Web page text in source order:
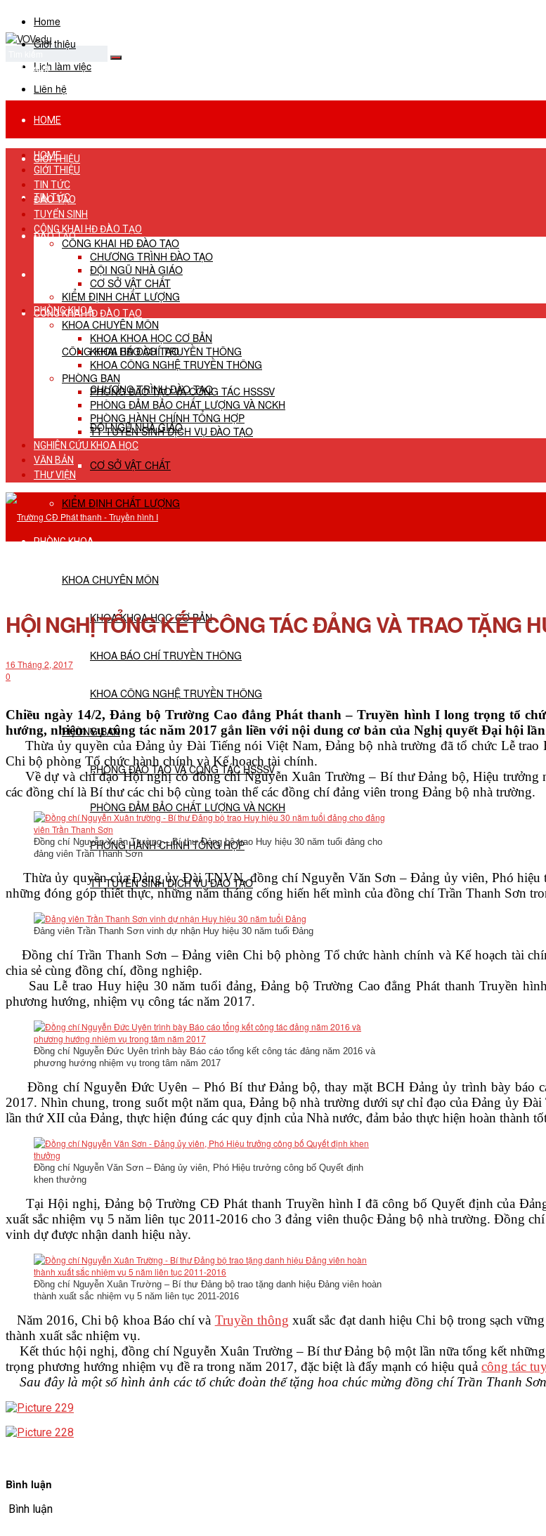
Home
Giới thiệu
Lịch làm việc
Liên hệ
No Result
View All Result
HOME
GIỚI THIỆU
TIN TỨC
ĐÀO TẠO
TUYỂN SINH
CÔNG KHAI HĐ ĐÀO TẠO
CÔNG KHAI HĐ ĐÀO TẠO
CHƯƠNG TRÌNH ĐÀO TẠO
ĐỘI NGŨ NHÀ GIÁO
CƠ SỞ VẬT CHẤT
KIỂM ĐỊNH CHẤT LƯỢNG
PHÒNG KHOA
KHOA CHUYÊN MÔN
KHOA KHOA HỌC CƠ BẢN
KHOA BÁO CHÍ TRUYỀN THÔNG
KHOA CÔNG NGHỆ TRUYỀN THÔNG
PHÒNG BAN
PHÒNG ĐÀO TẠO VÀ CÔNG TÁC HSSSV
PHÒNG ĐẢM BẢO CHẤT LƯỢNG VÀ NCKH
PHÒNG HÀNH CHÍNH TỔNG HỢP
TT TUYỂN SINH DỊCH VỤ ĐÀO TẠO
NGHIÊN CỨU KHOA HỌC
VĂN BẢN
THƯ VIỆN
HOME
GIỚI THIỆU
TIN TỨC
ĐÀO TẠO
TUYỂN SINH
CÔNG KHAI HĐ ĐÀO TẠO
CÔNG KHAI HĐ ĐÀO TẠO
CHƯƠNG TRÌNH ĐÀO TẠO
ĐỘI NGŨ NHÀ GIÁO
CƠ SỞ VẬT CHẤT
KIỂM ĐỊNH CHẤT LƯỢNG
PHÒNG KHOA
KHOA CHUYÊN MÔN
KHOA KHOA HỌC CƠ BẢN
KHOA BÁO CHÍ TRUYỀN THÔNG
KHOA CÔNG NGHỆ TRUYỀN THÔNG
PHÒNG BAN
PHÒNG ĐÀO TẠO VÀ CÔNG TÁC HSSSV
PHÒNG ĐẢM BẢO CHẤT LƯỢNG VÀ NCKH
PHÒNG HÀNH CHÍNH TỔNG HỢP
TT TUYỂN SINH DỊCH VỤ ĐÀO TẠO
NGHIÊN CỨU KHOA HỌC
VĂN BẢN
THƯ VIỆN
HỘI NGHỊ TỔNG KẾT CÔNG TÁC ĐẢNG VÀ TRAO TẶNG
16 Tháng 2, 2017
0
Chiều ngày 14/2, Đảng bộ Trường Cao đẳng Phát thanh – Truyền hình I long trọng tổ
hướng, nhiệm vụ công tác năm 2017 gắn liền với nội dung cơ bản của Nghị quyết Đại hội
Thừa ủy quyền của Đảng ủy Đài Tiếng nói Việt Nam, Đảng bộ nhà trường đã tổ chức Lễ
Chi bộ phòng Tổ chức hành chính và Kế hoạch tài chính.
Về dự và chỉ đạo Hội nghị có đồng chí Nguyễn Xuân Trường – Bí thư Đảng bộ, Hiệu trưởng
các đồng chí là Bí thư các chi bộ cùng toàn thể các đồng chí đảng viên trong Đảng bộ nhà trường.
Đồng chí Nguyễn Xuân Trường – Bí thư Đảng bộ trao Huy hiệu 30 năm tuổi đảng cho
đảng viên Trần Thanh Sơn
Thừa ủy quyền của Đảng ủy Đài TNVN, đồng chí Nguyễn Văn Sơn – Đảng ủy viên, Phó hiệu
những đóng góp thiết thực, những năm tháng cống hiến hết mình của đồng chí Trần Thanh Sơn
Đảng viên Trần Thanh Sơn vinh dự nhận Huy hiệu 30 năm tuổi Đảng
Đồng chí Trần Thanh Sơn – Đảng viên Chi bộ phòng Tổ chức hành chính và Kế hoạch tài
chia sẻ cùng đồng chí, đồng nghiệp.
Sau Lễ trao Huy hiệu 30 năm tuổi đảng, Đảng bộ Trường Cao đẳng Phát thanh Truyền
phương hướng, nhiệm vụ công tác năm 2017.
Đồng chí Nguyễn Đức Uyên trình bày Báo cáo tổng kết công tác đảng năm 2016 và
phương hướng nhiệm vụ trong tâm năm 2017
Đồng chí Nguyễn Đức Uyên – Phó Bí thư Đảng bộ, thay mặt BCH Đảng ủy trình bày báo
2017. Nhìn chung, trong suốt một năm qua, Đảng bộ nhà trường dưới sự chỉ đạo của Đảng ủy
lần thứ XII của Đảng, thực hiện đúng các quy định của Nhà nước, đảm bảo thực hiện hoàn thành
Đồng chí Nguyễn Văn Sơn – Đảng ủy viên, Phó Hiệu trưởng công bố Quyết định
khen thưởng
Tại Hội nghị, Đảng bộ Trường CĐ Phát thanh Truyền hình I đã công bố Quyết định của
xuất sắc nhiệm vụ 5 năm liên tục 2011-2016 cho 3 đảng viên thuộc Đảng bộ nhà trường. Đồng
vinh dự được nhận danh hiệu này.
Đồng chí Nguyễn Xuân Trường – Bí thư Đảng bộ trao tặng danh hiệu Đảng viên hoàn
thành xuất sắc nhiệm vụ 5 năm liên tục 2011-2016
Năm 2016, Chi bộ khoa Báo chí và Truyền thông xuất sắc đạt danh hiệu Chi bộ trong sạch
thành xuất sắc nhiệm vụ.
Kết thúc hội nghị, đồng chí Nguyễn Xuân Trường – Bí thư Đảng bộ một lần nữa tổng kết
trọng phương hướng nhiệm vụ đề ra trong năm 2017, đặc biệt là đẩy mạnh có hiệu quả công tác
Sau đây là một số hình ảnh các tổ chức đoàn thể tặng hoa chúc mừng đồng chí Trần Thanh
Bình luận
Bình luận